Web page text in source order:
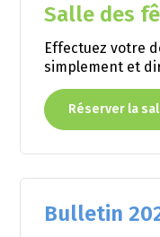
Salle des
Effectuez votre
simplement et
Réserver la
Bulletin